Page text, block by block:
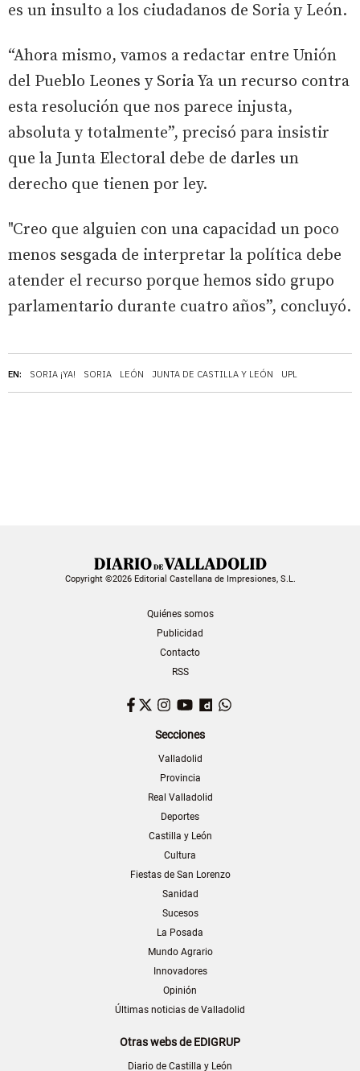
EN: SORIA ¡YA! SORIA LEÓN JUNTA DE CASTILLA Y LEÓN UPL
es un insulto a los ciudadanos de Soria y León.
“Ahora mismo, vamos a redactar entre Unión
del Pueblo Leones y Soria Ya un recurso contra
esta resolución que nos parece injusta,
absoluta y totalmente”, precisó para insistir
que la Junta Electoral debe de darles un
derecho que tienen por ley.
"Creo que alguien con una capacidad un poco
menos sesgada de interpretar la política debe
atender el recurso porque hemos sido grupo
parlamentario durante cuatro años”, concluyó.
Copyright ©2026 Editorial Castellana de Impresiones, S.L.
Quiénes somos
Publicidad
Contacto
RSS
Facebook
TwitterInstagram
YouTubeDailymotion
Secciones
Valladolid
Provincia
Real Valladolid
Deportes
Castilla y León
Cultura
Fiestas de San Lorenzo
Sanidad
Sucesos
La Posada
Mundo Agrario
Innovadores
Opinión
Últimas noticias de Valladolid
Otras webs de EDIGRUP
Diario de Castilla y León